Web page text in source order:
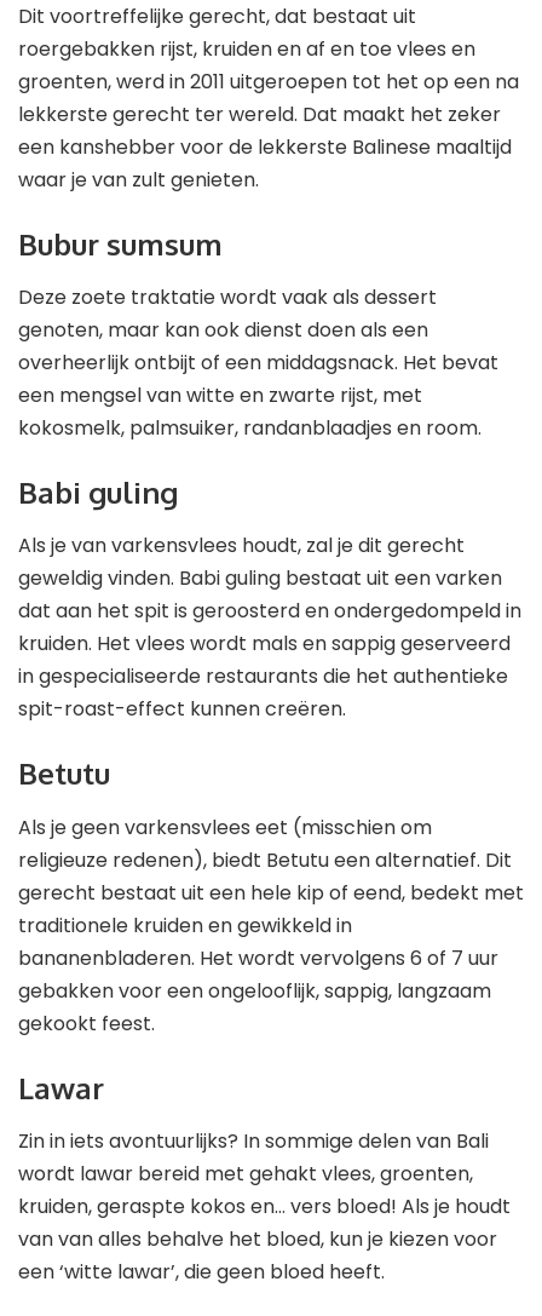
Dit voortreffelijke gerecht, dat bestaat uit
roergebakken rijst, kruiden en af ​​en toe vlees en
groenten, werd in 2011 uitgeroepen tot het op een na
lekkerste gerecht ter wereld. Dat maakt het zeker
een kanshebber voor de lekkerste Balinese maaltijd
waar je van zult genieten.
Bubur sumsum
Deze zoete traktatie wordt vaak als dessert
genoten, maar kan ook dienst doen als een
overheerlijk ontbijt of een middagsnack. Het bevat
een mengsel van witte en zwarte rijst, met
kokosmelk, palmsuiker, randanblaadjes en room.
Babi guling
Als je van varkensvlees houdt, zal je dit gerecht
geweldig vinden. Babi guling bestaat uit een varken
dat aan het spit is geroosterd en ondergedompeld in
kruiden. Het vlees wordt mals en sappig geserveerd
in gespecialiseerde restaurants die het authentieke
spit-roast-effect kunnen creëren.
Betutu
Als je geen varkensvlees eet (misschien om
religieuze redenen), biedt Betutu een alternatief. Dit
gerecht bestaat uit een hele kip of eend, bedekt met
traditionele kruiden en gewikkeld in
bananenbladeren. Het wordt vervolgens 6 of 7 uur
gebakken voor een ongelooflijk, sappig, langzaam
gekookt feest.
Lawar
Zin in iets avontuurlijks? In sommige delen van Bali
wordt lawar bereid met gehakt vlees, groenten,
kruiden, geraspte kokos en… vers bloed! Als je houdt
van van alles behalve het bloed, kun je kiezen voor
een ‘witte lawar’, die geen bloed heeft.